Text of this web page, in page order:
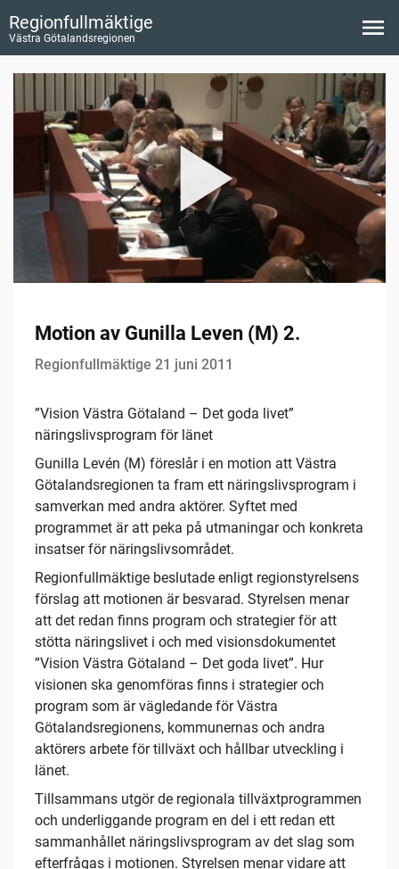
Regionfullmäktige
Västra Götalandsregionen
Motion av Gunilla Leven (M) 2.
Regionfullmäktige 21 juni 2011
”Vision Västra Götaland – Det goda livet”
näringslivsprogram för länet
Gunilla Levén (M) föreslår i en motion att Västra
Götalandsregionen ta fram ett näringslivsprogram i
samverkan med andra aktörer. Syftet med
programmet är att peka på utmaningar och konkreta
insatser för näringslivsområdet.
Regionfullmäktige beslutade enligt regionstyrelsens
förslag att motionen är besvarad. Styrelsen menar
att det redan finns program och strategier för att
stötta näringslivet i och med visionsdokumentet
”Vision Västra Götaland – Det goda livet”. Hur
visionen ska genomföras finns i strategier och
program som är vägledande för Västra
Götalandsregionens, kommunernas och andra
aktörers arbete för tillväxt och hållbar utveckling i
länet.
Tillsammans utgör de regionala tillväxtprogrammen
och underliggande program en del i ett redan ett
sammanhållet näringslivsprogram av det slag som
efterfrågas i motionen. Styrelsen menar vidare att